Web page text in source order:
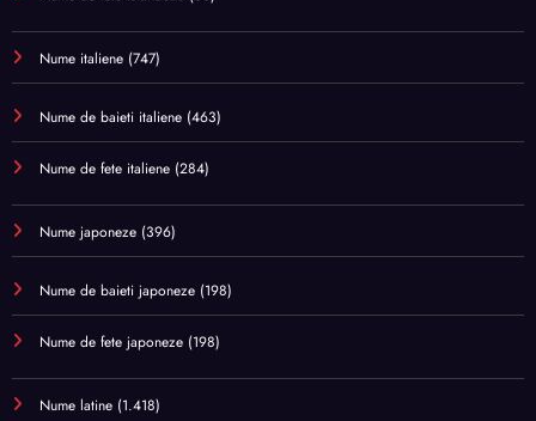
Nume italiene (747)
Nume de baieti italiene (463)
Nume de fete italiene (284)
Nume japoneze (396)
Nume de baieti japoneze (198)
Nume de fete japoneze (198)
Nume latine (1.418)